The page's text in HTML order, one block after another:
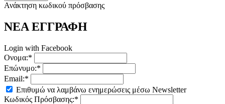
Ανάκτηση κωδικού πρόσβασης
ΝΕΑ ΕΓΓΡΑΦΗ
Login with Facebook
Ονομα:*
Επώνυμο:*
Email:*
Επιθυμώ να λαμβάνω ενημερώσεις μέσω Newsletter
Κωδικός Πρόσβασης:*